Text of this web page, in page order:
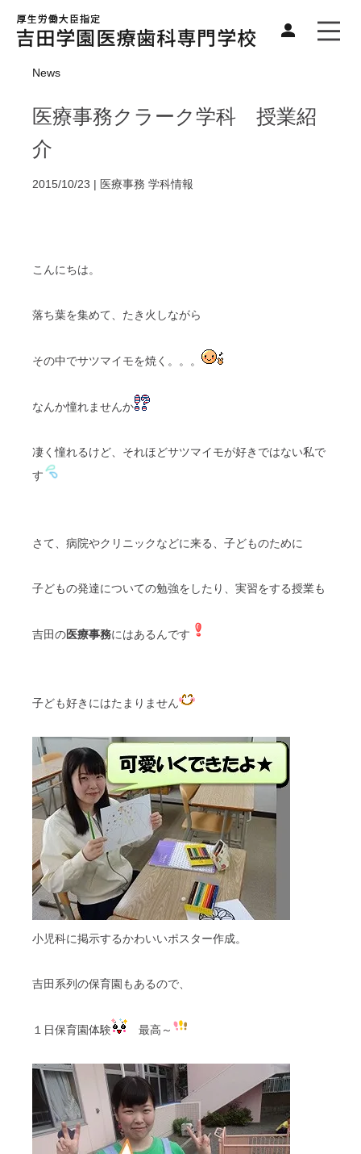
News
医療事務クラーク学科 授業紹
介
2015/10/23 | 医療事務 学科情報
こんにちは。
落ち葉を集めて、たき火しながら
その中でサツマイモを焼く。。。
なんか憧れませんか
凄く憧れるけど、それほどサツマイモが好きではない私で
す
さて、病院やクリニックなどに来る、子どものために
子どもの発達についての勉強をしたり、実習をする授業も
吉田の医療事務にはあるんです
子ども好きにはたまりません
小児科に掲示するかわいいポスター作成。
吉田系列の保育園もあるので、
１日保育園体験 最高～